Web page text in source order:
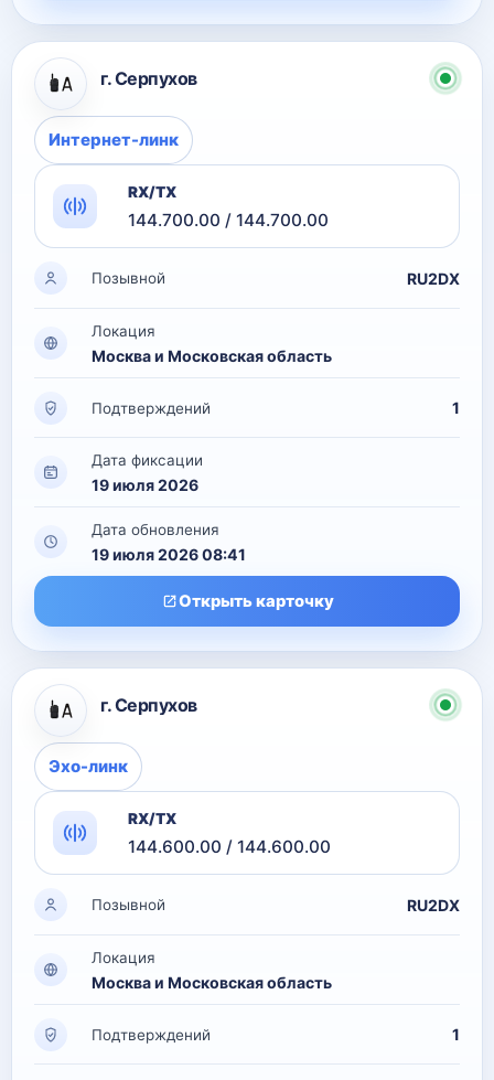
г. Серпухов
Интернет-линк
RX/TX
144.700.00 / 144.700.00
Позывной RU2DX
Локация
Москва и Московская область
Подтверждений 1
Дата фиксации
19 июля 2026
Дата обновления
19 июля 2026 08:41
Открыть карточку
г. Серпухов
Эхо-линк
RX/TX
144.600.00 / 144.600.00
Позывной RU2DX
Локация
Москва и Московская область
Подтверждений 1